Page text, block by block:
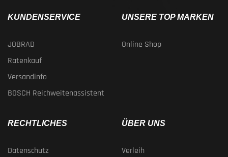
KUNDENSERVICE
JOBRAD
Ratenkauf
Versandinfo
BOSCH Reichweitenassistent
UNSERE TOP MARKEN
Online Shop
RECHTLICHES
Datenschutz
ÜBER UNS
Verleih